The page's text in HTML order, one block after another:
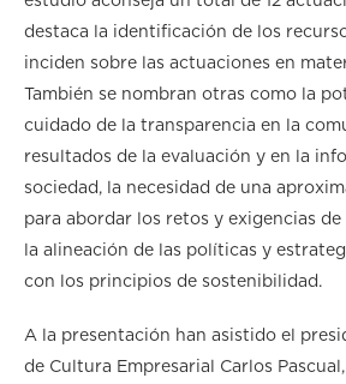
destaca la identificación de los
inciden sobre las actuaciones en
También se nombran otras como la
cuidado de la transparencia en la
resultados de la evaluación y en la
sociedad, la necesidad de una
para abordar los retos y exigencias
la alineación de las políticas y
con los principios de sostenibilidad.
A la presentación han asistido el
de Cultura Empresarial Carlos